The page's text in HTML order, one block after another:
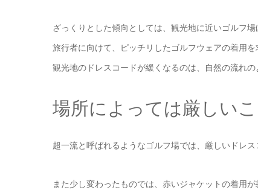
ざっくりとした傾向としては、観光地に近いゴルフ場
旅行者に向けて、ピッチリしたゴルフウェアの着用を
観光地のドレスコードが緩くなるのは、自然の流れの
場所によっては厳しいこ
超一流と呼ばれるようなゴルフ場では、厳しいドレ
また少し変わったものでは、赤いジャケットの着用